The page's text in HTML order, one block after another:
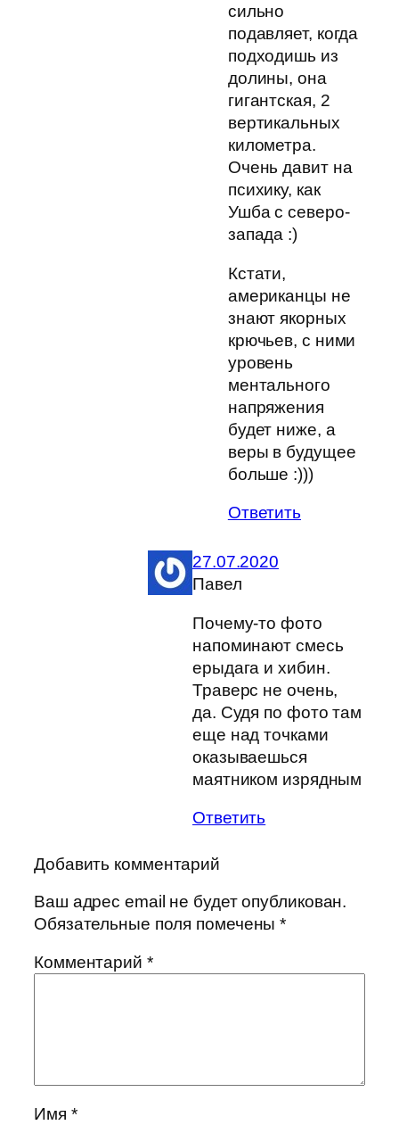
сильно
подавляет, когда
подходишь из
долины, она
гигантская, 2
вертикальных
километра.
Очень давит на
психику, как
Ушба с северо-
запада :)
Кстати,
американцы не
знают якорных
крючьев, с ними
уровень
ментального
напряжения
будет ниже, а
веры в будущее
больше :)))
Ответить
27.07.2020
Павел
Почему-то фото
напоминают смесь
ерыдага и хибин.
Траверс не очень,
да. Судя по фото там
еще над точками
оказываешься
маятником изрядным
Ответить
Добавить комментарий
Ваш адрес email не будет опубликован.
Обязательные поля помечены*
Комментарий *
Имя *